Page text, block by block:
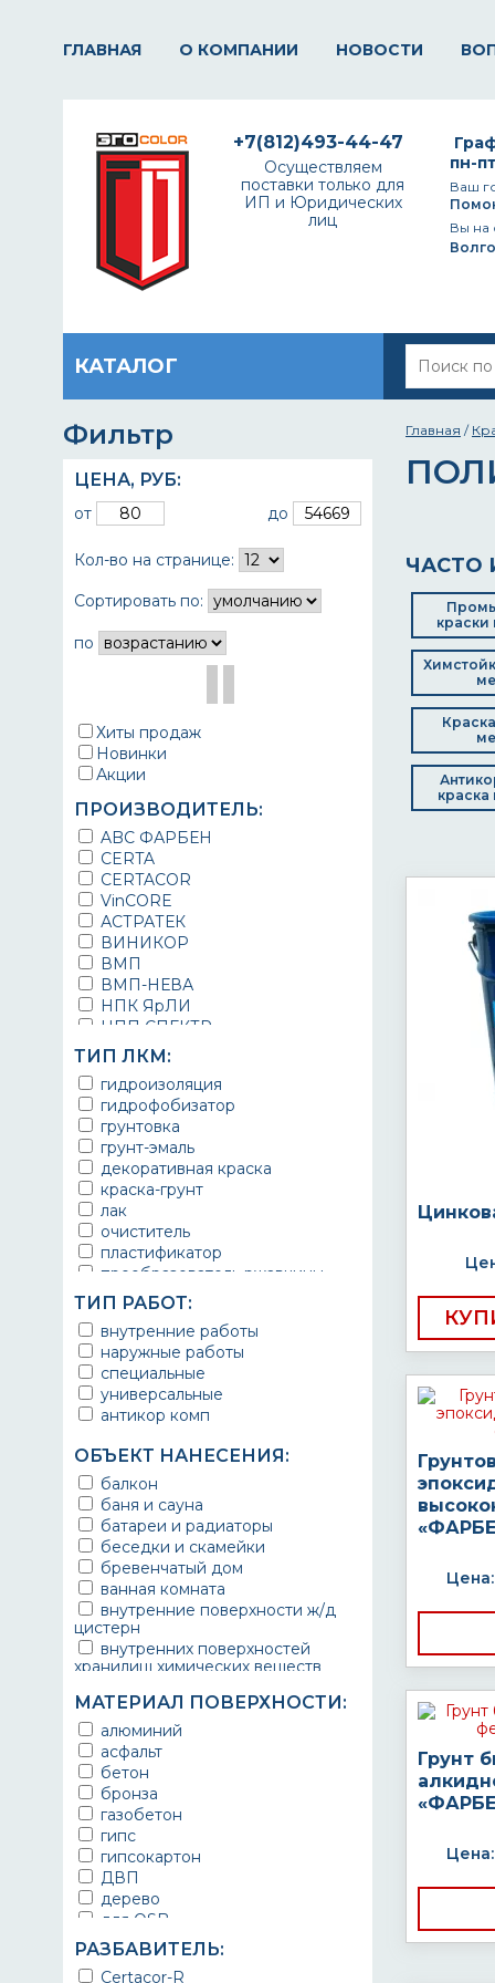
ГЛАВНАЯ О КОМПАНИИ НОВОСТИ
пн-
Ваш
Вы на
+7(812)493-44-47
Осуществляем
поставки только для
ИП и Юридических
лиц
КАТАЛОГ
Фильтр
ЦЕНА, РУБ:
от до
Кол-во на странице:
Сортировать по:
по
Хиты продаж
Новинки
Акции
ПРОИЗВОДИТЕЛЬ:
ABC ФАРБЕН
CERTA
CERTACOR
VinCORE
АСТРАТЕК
ВИНИКОР
ВМП
ВМП-НЕВА
НПК ЯрЛИ
НПП СПЕКТР
НПФ ЭМАЛЬ
ТЕРМА
УРЕПЛЕН
ТИП ЛКМ:
гидроизоляция
гидрофобизатор
грунтовка
грунт-эмаль
декоративная краска
краска-грунт
лак
очиститель
пластификатор
преобразователь ржавчины
эмаль
Краска
Покрытие
грунт эмаль
защитное покрытие
ТИП РАБОТ:
внутренние работы
наружные работы
специальные
универсальные
антикор комп
ОБЪЕКТ НАНЕСЕНИЯ:
балкон
баня и сауна
батареи и радиаторы
беседки и скамейки
бревенчатый дом
ванная комната
внутренние поверхности ж/д
цистерн
внутренних поверхностей
хранилищ химических веществ
ворота
выхлопные системы
автомобилей
газопроводы
гараж
гидротехнические сооружения
городской транспорт
грузовые вагоны
двери металлические
детали двигателей
детали машин
для автомобилей
для бассейна
МАТЕРИАЛ ПОВЕРХНОСТИ:
алюминий
асфальт
бетон
бронза
газобетон
гипс
гипсокартон
ДВП
дерево
для OSB
для бетона
для гипса
РАЗБАВИТЕЛЬ:
Certacor-R
Главная /
ЧАСТО
краски
краска
Цена:
Грунт
Цена: